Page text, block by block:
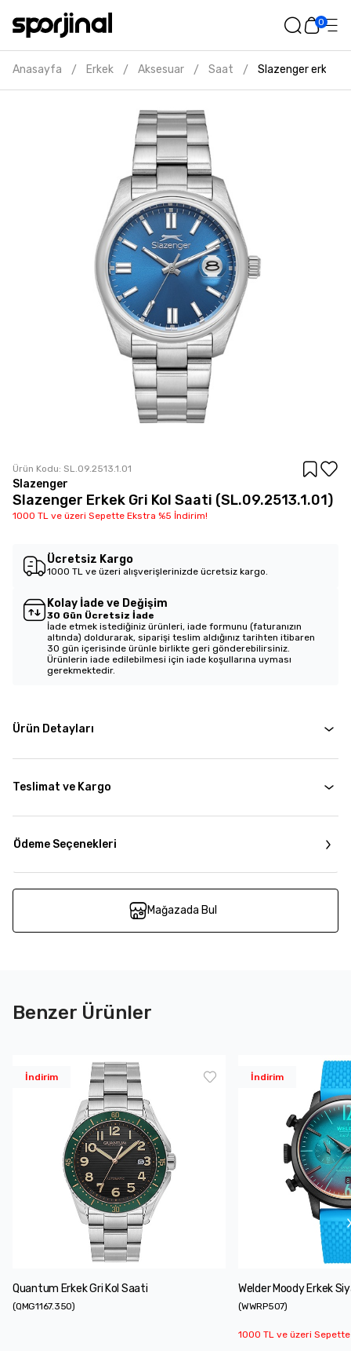
0
Anasayfa / Erkek / Aksesuar / Saat / Slazenger erkek
Ürün Kodu: SL.09.2513.1.01
Slazenger
Slazenger Erkek Gri Kol Saati (SL.09.2513.1.01)
1000 TL ve üzeri Sepette Ekstra %5 İndirim!
Ücretsiz Kargo
1000 TL ve üzeri alışverişlerinizde ücretsiz kargo.
Kolay İade ve Değişim
30 Gün Ücretsiz İade
İade etmek istediğiniz ürünleri, iade formunu (faturanızın
altında) doldurarak, siparişi teslim aldığınız tarihten itibaren
30 gün içerisinde ürünle birlikte geri gönderebilirsiniz.
Ürünlerin iade edilebilmesi için iade koşullarına uyması
gerekmektedir.
Ürün Detayları
Teslimat ve Kargo
Ödeme Seçenekleri
Mağazada Bul
Benzer Ürünler
İndirim
Quantum Erkek Gri Kol Saati
(QMG1167.350)
İndirim
Welder Moody Erkek
(WWRP507)
1000 TL ve üzeri